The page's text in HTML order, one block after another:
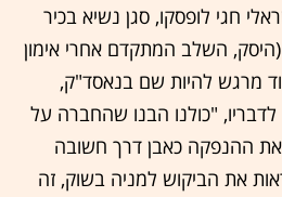
חגי לופסקו, סגן נשיא בכיר
השלב המתקדם אחרי אימון
מרגש להיות שם בנאסד"ק,
"כולנו הבנו שהחברה על
את ההנפקה כאבן דרך חשובה
את הביקוש למניה בשוק, זה